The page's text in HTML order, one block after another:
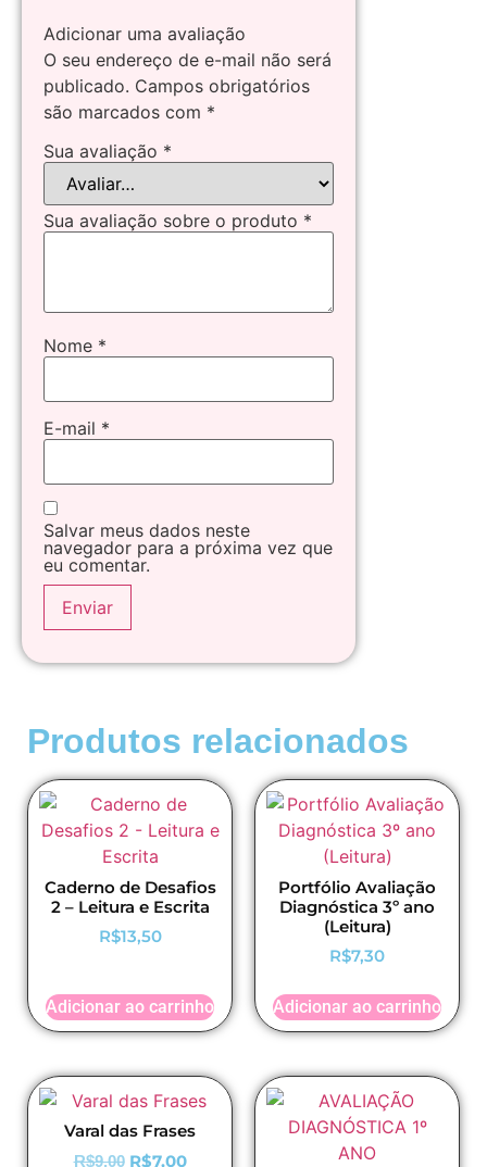
Adicionar uma avaliação
O seu endereço de e-mail não será
publicado. Campos obrigatórios
são marcados com *
Sua avaliação *
Sua avaliação sobre o produto *
Nome *
E-mail *
Salvar meus dados neste
navegador para a próxima vez que
eu comentar.
Produtos relacionados
Caderno de Desafios
2 – Leitura e Escrita
R$13,50
Adicionar ao carrinho
Portfólio Avaliação
Diagnóstica 3º ano
(Leitura)
R$7,30
Adicionar ao carrinho
Varal das Frases
R$9,00 R$7,00